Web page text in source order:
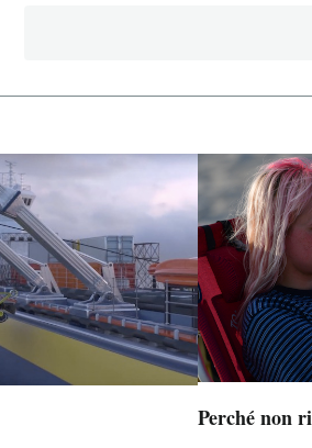
Perché non